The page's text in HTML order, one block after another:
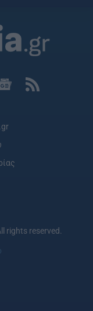
rights reserved.